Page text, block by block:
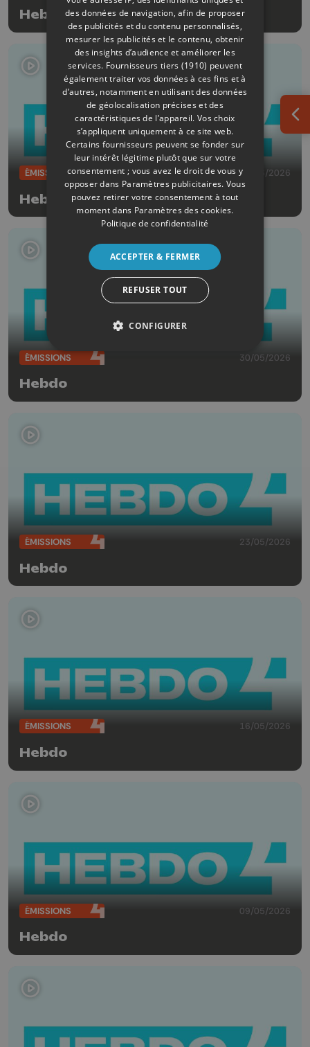
Hebdo
ÉMISSIONS 06/06/2026
Hebdo
ÉMISSIONS 30/05/2026
Hebdo
ÉMISSIONS 23/05/2026
Hebdo
ÉMISSIONS 16/05/2026
Hebdo
ÉMISSIONS 09/05/2026
Hebdo
des données de navigation, afin de proposer
des publicités et du contenu personnalisés,
mesurer les publicités et le contenu, obtenir
des insights d’audience et améliorer les
services. Fournisseurs tiers (1910) peuvent
également traiter vos données à ces fins et à
d’autres, notamment en utilisant des données
de géolocalisation précises et des
caractéristiques de l’appareil. Vos choix
s’appliquent uniquement à ce site web.
Certains fournisseurs peuvent se fonder sur
leur intérêt légitime plutôt que sur votre
consentement ; vous avez le droit de vous y
opposer dans Paramètres publicitaires. Vous
pouvez retirer votre consentement à tout
moment dans Paramètres des cookies.
Politique de confidentialité
ACCEPTER & FERMER
REFUSER TOUT
CONFIGURER